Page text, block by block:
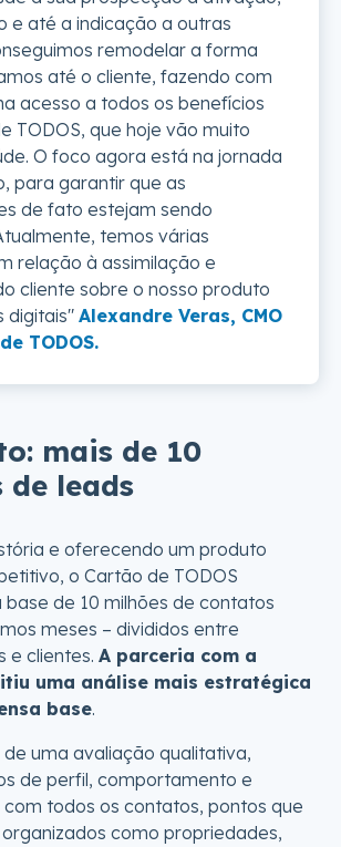
e até a indicação a outras
remodelar a forma
até o cliente, fazendo com
acesso a todos os benefícios
TODOS, que hoje vão muito
O foco agora está na jornada
para garantir que as
de fato estejam sendo
temos várias
relação à assimilação e
cliente sobre o nosso produto
digitais" Alexandre Veras, CMO
TODOS.
mais de 10
de leads
e oferecendo um produto
o Cartão de TODOS
de 10 milhões de contatos
meses – divididos entre
e clientes. A parceria com a
uma análise mais estratégica
base.
uma avaliação qualitativa,
de perfil, comportamento e
todos os contatos, pontos que
como propriedades,